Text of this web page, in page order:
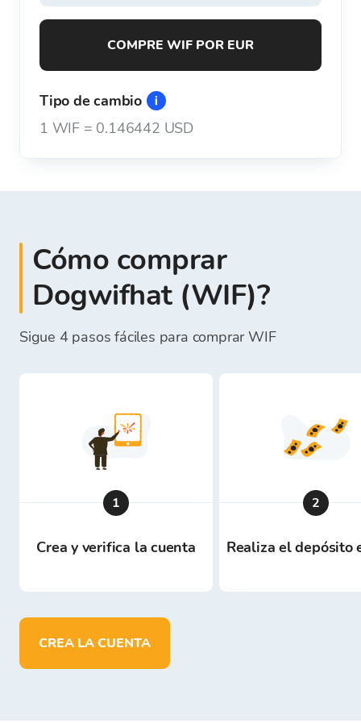
COMPRE WIF POR EUR
Tipo de cambio
1 WIF = 0.146442 USD
Cómo comprar
Dogwifhat (WIF)?
Sigue 4 pasos fáciles para comprar WIF
1
Crea y verifica la cuenta
2
Realiza el depósito
CREA LA CUENTA